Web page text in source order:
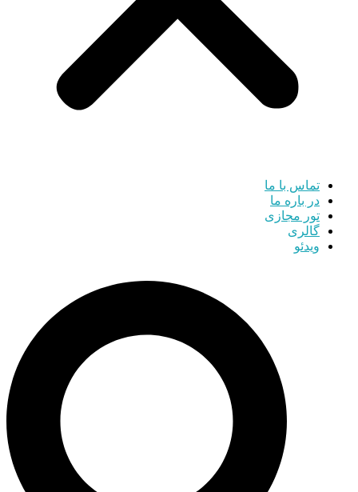
تماس با ما
در باره ما
تور مجازی
گالری
ویدئو